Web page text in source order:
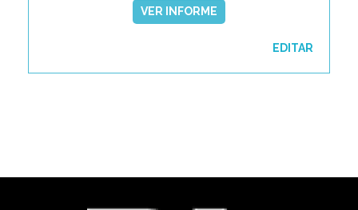
VER INFORME
EDITAR